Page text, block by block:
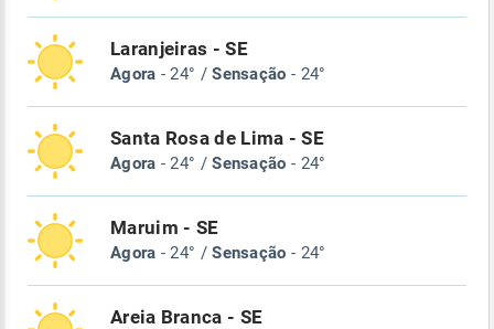
Laranjeiras - SE
Agora - 24° /Sensação - 24°
Santa Rosa de Lima - SE
Agora - 24° /Sensação - 24°
Maruim - SE
Agora - 24° /Sensação - 24°
Areia Branca - SE